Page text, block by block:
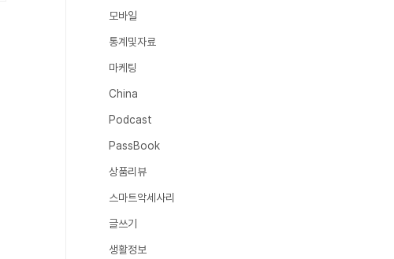
모바일
통계및자료
마케팅
China
Podcast
PassBook
상품리뷰
스마트악세사리
글쓰기
생활정보